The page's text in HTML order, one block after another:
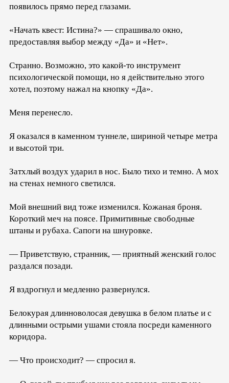
появилось прямо перед глазами.
«Начать квест: Истина?» — спрашивало окно,
предоставляя выбор между «Да» и «Нет».
Странно. Возможно, это какой-то инструмент
психологической помощи, но я действительно этого
хотел, поэтому нажал на кнопку «Да».
Меня перенесло.
Я оказался в каменном туннеле, шириной четыре метра
и высотой три.
Затхлый воздух ударил в нос. Было тихо и темно. А мох
на стенах немного светился.
Мой внешний вид тоже изменился. Кожаная броня.
Короткий меч на поясе. Примитивные свободные
штаны и рубаха. Сапоги на шнуровке.
— Приветствую, странник, — приятный женский голос
раздался позади.
Я вздрогнул и медленно развернулся.
Белокурая длинноволосая девушка в белом платье и с
длинными острыми ушами стояла посреди каменного
коридора.
— Что происходит? — спросил я.